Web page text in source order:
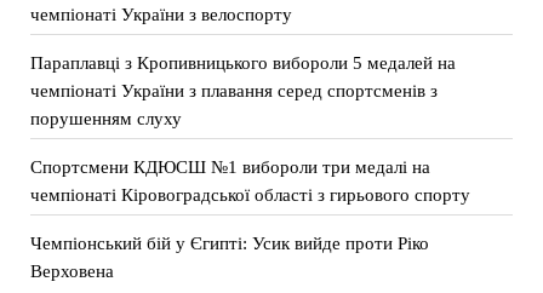
чемпіонаті України з велоспорту
Параплавці з Кропивницького вибороли 5 медалей на
чемпіонаті України з плавання серед спортсменів з
порушенням слуху
Спортсмени КДЮСШ №1 вибороли три медалі на
чемпіонаті Кіровоградської області з гирьового спорту
Чемпіонський бій у Єгипті: Усик вийде проти Ріко
Верховена